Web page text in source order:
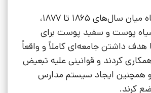
در یک دوره کوتاه میان سال‌های 1865 تا 1877،
پوست و سفید پوست برای
هدف داشتن جامعه‌ای کاملاً و واقعاً
همکاری کردند و قوانینی علیه تبعیض
همچنین ایجاد سیستم مدارس
کرند.